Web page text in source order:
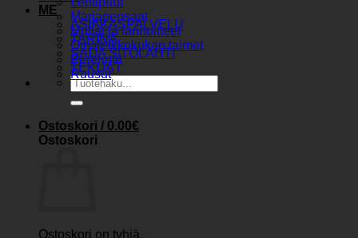
ME
ASIAKASPALVELU
TARINA
SAIJA SITOLAHTI
TEKIJÄT
Etsi:
Ostoskori / 0.00€
Ostoskori
Ostoskori on tyhjä.
Marjapensaat
Mullat ja lannoitteet
Omaleikkokukan taimet
Perennat
Ruusut